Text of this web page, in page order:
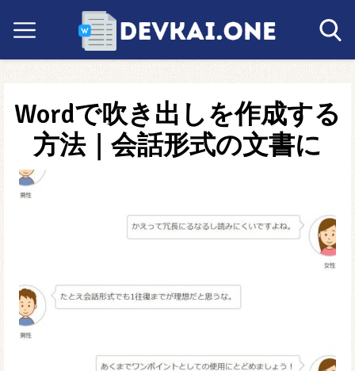
Wordで吹き出しを作成する
方法｜会話形式の文書に